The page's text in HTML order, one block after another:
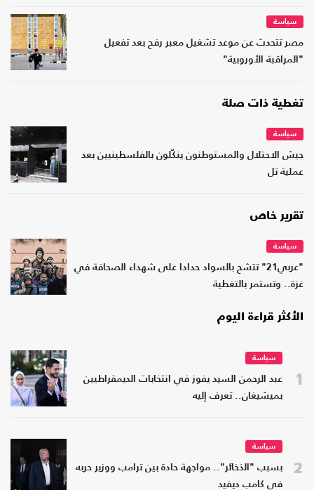
سياسة
مصر تتحدث عن موعد تشغيل معبر رفح بعد تفعيل
"المراقبة الأوروبية"
تغطية ذات صلة
سياسة
جيش الاحتلال والمستوطنون ينكّلون بالفلسطينيين بعد
عملية تل
تقرير خاص
سياسة
"عربي21" تتشح بالسواد حدادا على شهداء الصحافة في
غزة.. وتستمر بالتغطية
الأكثر قراءة اليوم
1
سياسة
عبد الرحمن السيد يفوز في انتخابات الديمقراطيين
بميشيغان.. تعرف إليه
2
سياسة
بسبب "الذخائر".. مواجهة حادة بين ترامب ووزير حربه
في كامب ديفيد